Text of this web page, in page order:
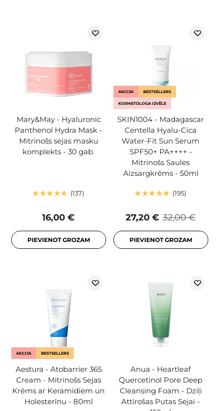
Mary&May - Hyaluronic
Panthenol Hydra Mask -
Mitrinošs sejas masku
komplekts - 30 gab.
137
16,00 €
PIEVIENOT GROZAM
AKCIJA BESTSELLERS
KOSMETOLOGA IZVĒLE
SKIN1004 - Madagascar
Centella Hyalu-Cica
Water-Fit Sun Serum
SPF50+ PA++++ -
Mitrinošs Saules
Aizsargkrēms - 50ml
195
32,00 €
27,20 €
PIEVIENOT GROZAM
AKCIJA BESTSELLERS
Aestura - Atobarrier 365
Cream - Mitrinošs Sejas
Krēms ar Keramīdiem un
Holesterīnu - 80ml
Anua - Heartleaf
Quercetinol Pore Deep
Cleansing Foam - Dziļi
Attīrošas Putas Sejai -